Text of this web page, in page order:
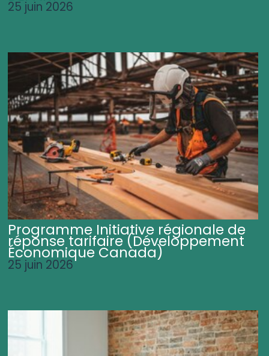
25 juin 2026
Programme Initiative régionale de
réponse tarifaire (Développement
Économique Canada)
25 juin 2026